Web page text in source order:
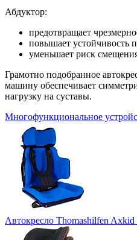
Абдуктор:
предотвращает
повышает устойчивость
уменьшает риск
Грамотно подобранное
машину обеспечивает
нагрузку на суставы.
Многофункциональное
Автокресло Thomashilfen